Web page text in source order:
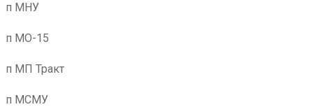
п МНУ
п МО-15
п МП Тракт
п МСМУ